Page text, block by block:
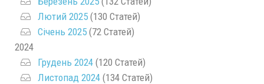
Лютий 2025 (130 Статей)
Січень 2025 (72 Статей)
2024
Грудень 2024 (120 Статей)
Листопад 2024 (134 Статей)